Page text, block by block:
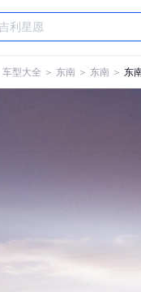
车型大全 ＞ 东南 ＞ 东南 ＞ 东